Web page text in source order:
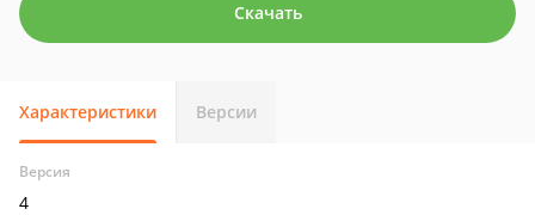
Скачать
Характеристики Версии
Версия
4